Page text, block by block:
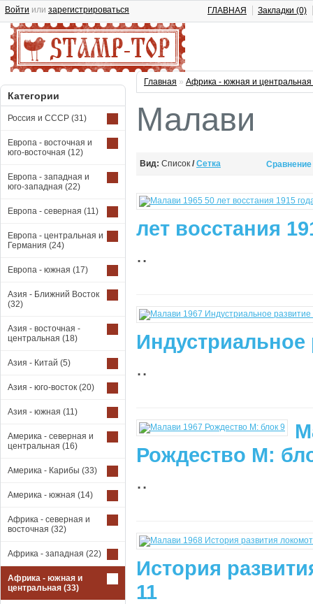
Войти или зарегистрироваться ГЛАВНАЯ Закладки (0)
Категории
Россия и СССР (31)
Европа - восточная и
юго-восточная (12)
Европа - западная и
юго-западная (22)
Европа - северная (11)
Европа - центральная и
Германия (24)
Европа - южная (17)
Азия - Ближний Восток
(32)
Азия - восточная -
центральная (18)
Азия - Китай (5)
Азия - юго-восток (20)
Азия - южная (11)
Америка - северная и
центральная (16)
Америка - Карибы (33)
Америка - южная (14)
Африка - северная и
восточная (32)
Африка - западная (22)
Африка - южная и
центральная (33)
Главная » Африка - южная и центральная
Малави
Вид: Список / Сетка Сравнение
лет восстания
..
..
Рождество М:
..
История
11